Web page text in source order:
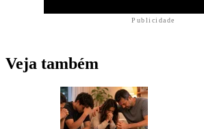
Publicidade
Veja também